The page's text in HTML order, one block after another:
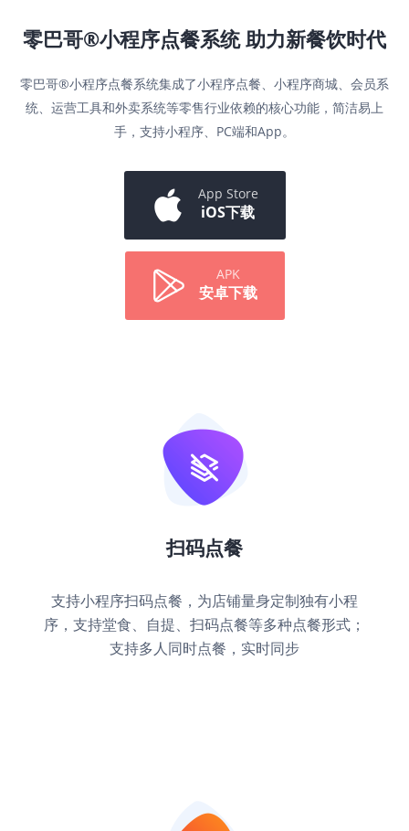
零巴哥®小程序点餐系统助力新餐饮时代
零巴哥®小程序点餐系统集成了小程序点餐、小程序商城、会员系
统、运营工具和外卖系统等零售行业依赖的核心功能，简洁易上
手，支持小程序、PC端和App。
App Store
iOS下载
APK
安卓下载
扫码点餐
支持小程序扫码点餐，为店铺量身定制独有小程
序，支持堂食、自提、扫码点餐等多种点餐形式；
支持多人同时点餐，实时同步